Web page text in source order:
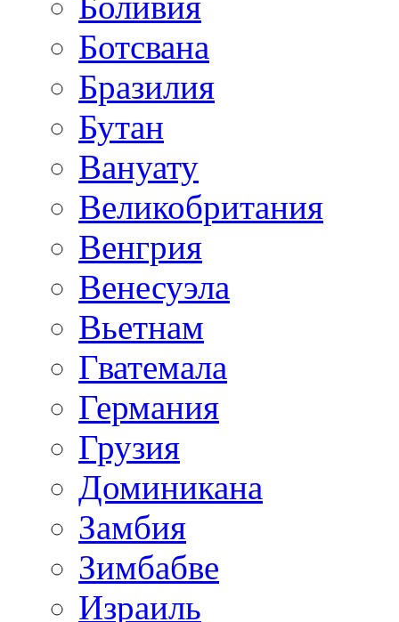
Ботсвана
Бразилия
Бутан
Вануату
Великобритания
Венгрия
Венесуэла
Вьетнам
Гватемала
Германия
Грузия
Доминикана
Замбия
Зимбабве
Израиль